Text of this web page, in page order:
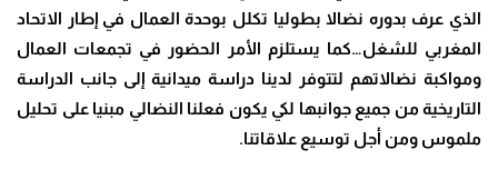
الذي عرف بدوره نضالا بطوليا تكلل بوحدة العمال في إطار الاتحاد
المغربي للشغل…كما يستلزم الأمر الحضور في تجمعات العمال
ومواكبة نضالاتهم لتتوفر لدينا دراسة ميدانية إلى جانب الدراسة
التاريخية من جميع جوانبها لكي يكون فعلنا النضالي مبنيا على تحليل
ملموس ومن أجل توسيع علاقاتنا.